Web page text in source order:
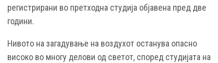
регистрирани во претходна студија објавена пред две
години.
Нивото на загадување на воздухот останува опасно
високо во многу делови од светот, според студијата на